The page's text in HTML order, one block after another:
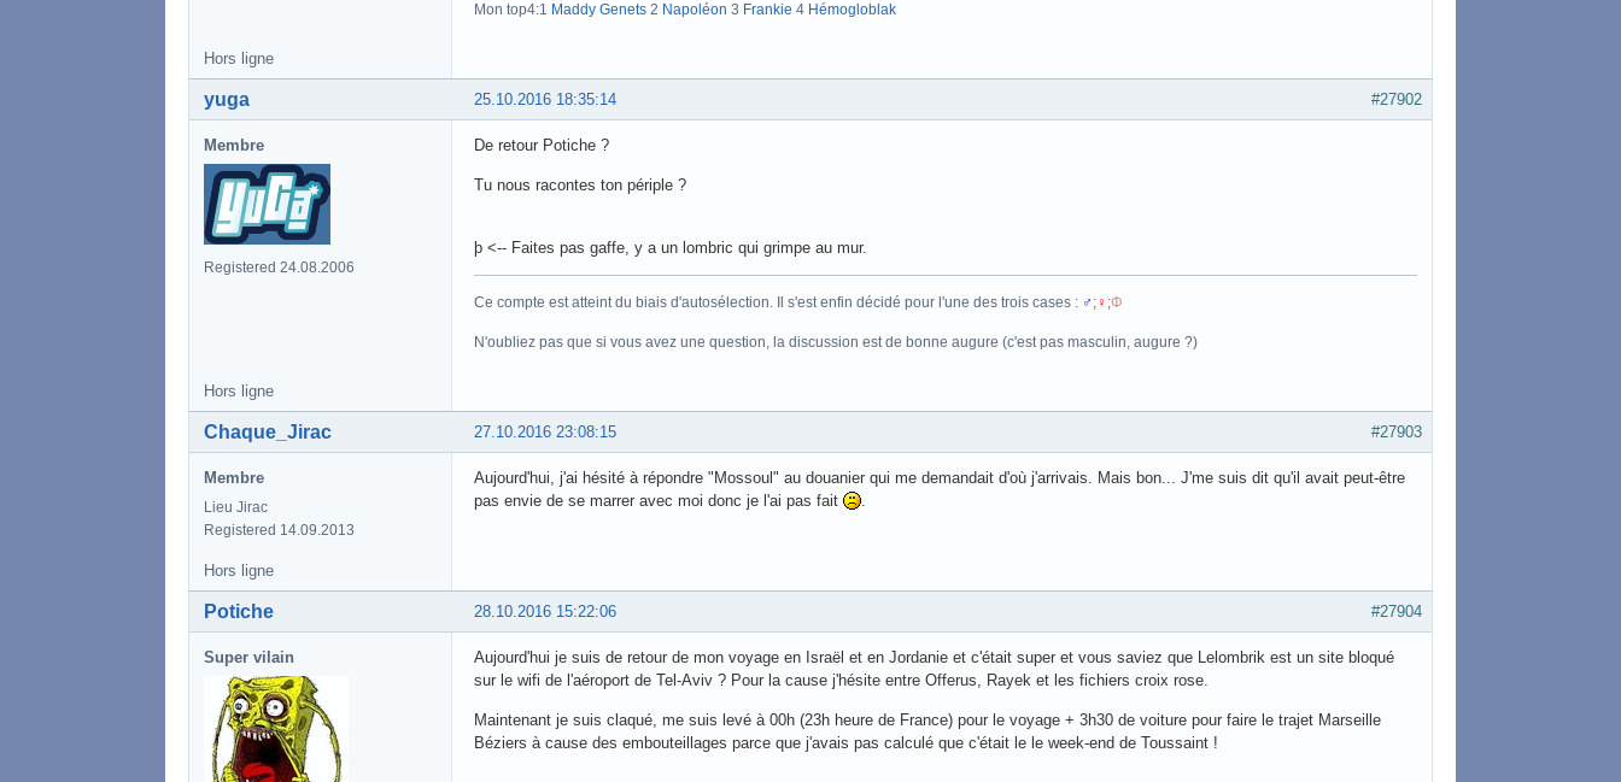
Mon top4:1 Maddy Genets 2 Napoléon 3 Frankie 4 Hémogloblak
Hors ligne
#27902
25.10.2016 18:35:14
yuga
Membre
Registered 24.08.2006
De retour Potiche ?
Tu nous racontes ton périple ?
þ <-- Faites pas gaffe, y a un lombric qui grimpe au mur.
Ce compte est atteint du biais d'autosélection. Il s'est enfin décidé pour l'une des trois cases : ♂ ;♀ ;Φ
N'oubliez pas que si vous avez une question, la discussion est de bonne augure (c'est pas masculin, augure ?)
Hors ligne
#27903
27.10.2016 23:08:15
Chaque_Jirac
Membre
Lieu Jirac
Registered 14.09.2013
Aujourd'hui, j'ai hésité à répondre "Mossoul" au douanier qui me demandait d'où j'arrivais. Mais bon... J'me suis dit qu'il avait peut-être
pas envie de se marrer avec moi donc je l'ai pas fait
.
Hors ligne
#27904
28.10.2016 15:22:06
Potiche
Super vilain
Aujourd'hui je suis de retour de mon voyage en Israël et en Jordanie et c'était super et vous saviez que Lelombrik est un site bloqué
sur le wifi de l'aéroport de Tel-Aviv ? Pour la cause j'hésite entre Offerus, Rayek et les fichiers croix rose.
Maintenant je suis claqué, me suis levé à 00h (23h heure de France) pour le voyage + 3h30 de voiture pour faire le trajet Marseille
Béziers à cause des embouteillages parce que j'avais pas calculé que c'était le le week-end de Toussaint !